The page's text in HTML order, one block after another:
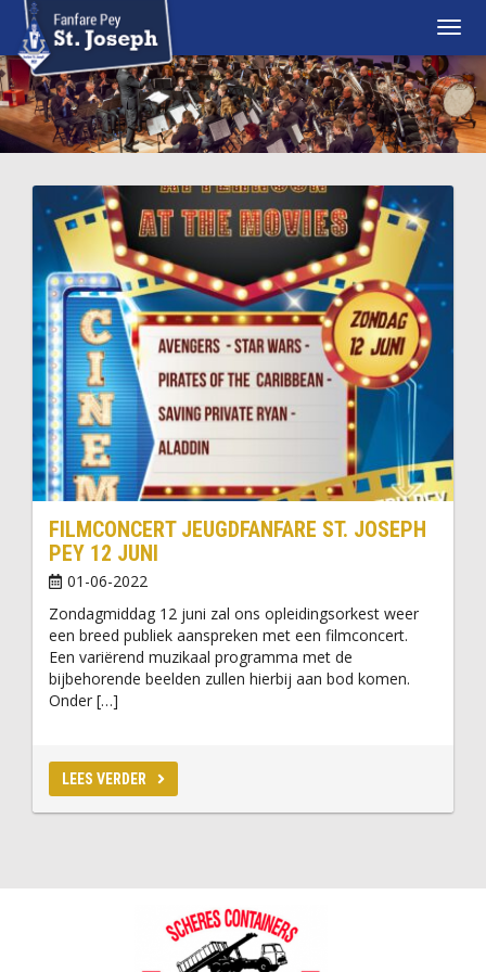
FILMCONCERT JEUGDFANFARE ST. JOSEPH
PEY 12 JUNI
01-06-2022
Zondagmiddag 12 juni zal ons opleidingsorkest weer
een breed publiek aanspreken met een filmconcert.
Een variërend muzikaal programma met de
bijbehorende beelden zullen hierbij aan bod komen.
Onder […]
LEES VERDER